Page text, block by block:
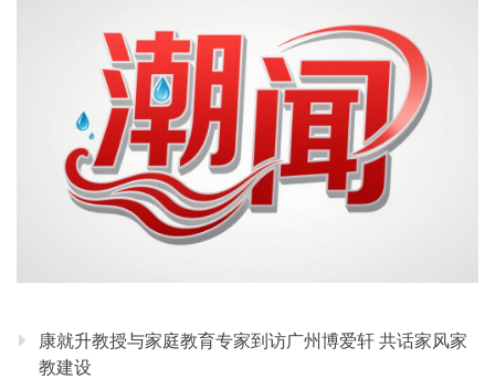
康就升教授与家庭教育专家到访广州博爱轩 共话家风家
教建设